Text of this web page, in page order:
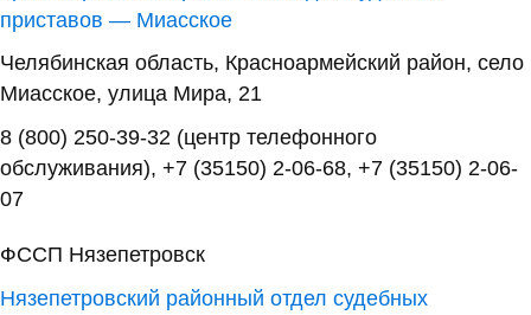
приставов — Миасское
Челябинская область, Красноармейский район, село
Миасское, улица Мира, 21
8 (800) 250-39-32 (центр телефонного
обслуживания), +7 (35150) 2-06-68, +7 (35150) 2-06-
07
ФССП Нязепетровск
Нязепетровский районный отдел судебных